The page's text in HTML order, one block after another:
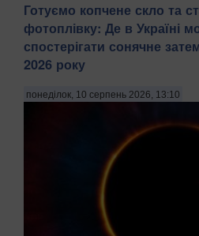
Готуємо копчене скло та
фотоплівку: Де в Україні
спостерігати сонячне
2026 року
понеділок, 10 серпень 2026, 13:10